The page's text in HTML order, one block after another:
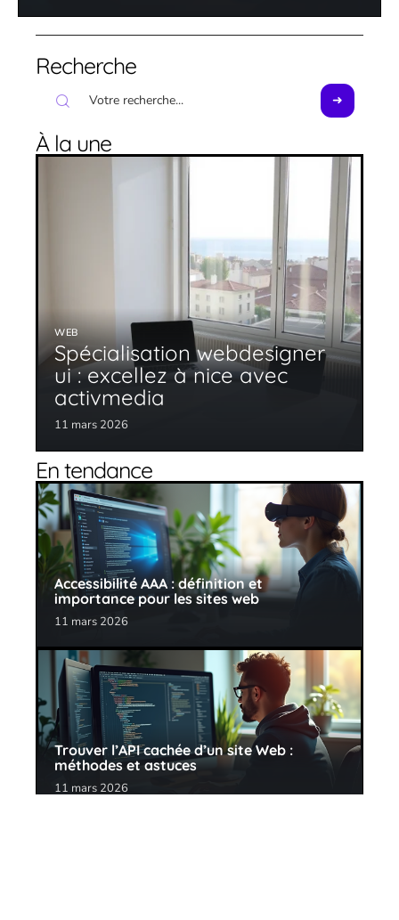
Recherche
À la une
WEB
Spécialisation webdesigner
ui : excellez à nice avec
activmedia
11 mars 2026
En tendance
Accessibilité AAA : définition et
importance pour les sites web
11 mars 2026
Trouver l’API cachée d’un site Web :
méthodes et astuces
11 mars 2026